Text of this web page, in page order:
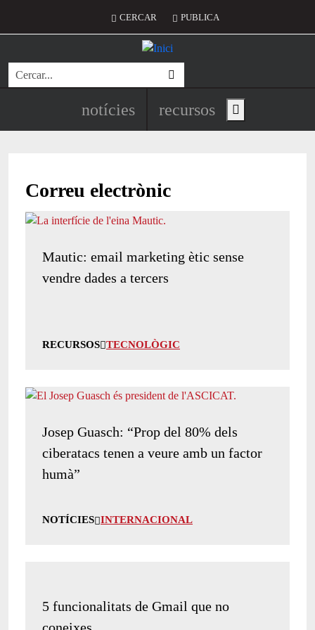
Menú del compte d'usuari
CERCAR PUBLICA
Cerca
Navegació principal de
notícies recursos Show main menu
Correu electrònic
Mautic: email marketing ètic sense
vendre dades a tercers
RECURSOS TECNOLÒGIC
Josep Guasch: “Prop del 80% dels
ciberatacs tenen a veure amb un factor
humà”
NOTÍCIES INTERNACIONAL
5 funcionalitats de Gmail que no